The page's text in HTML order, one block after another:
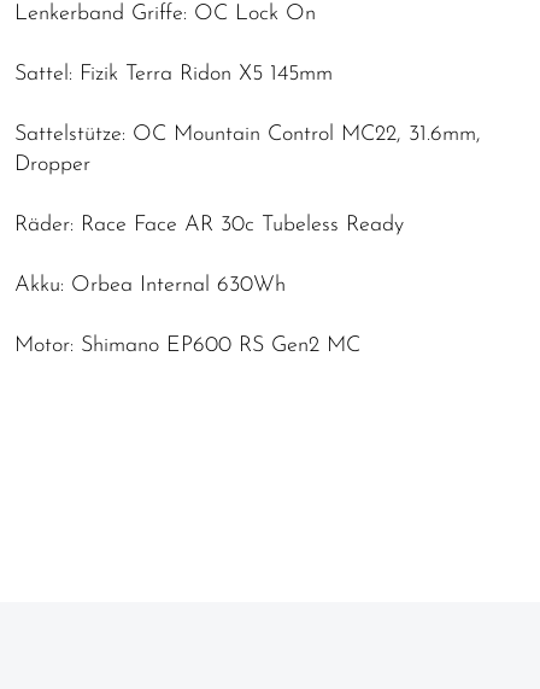
Lenkerband Griffe: OC Lock On
Sattel: Fizik Terra Ridon X5 145mm
Sattelstütze: OC Mountain Control MC22, 31.6mm,
Dropper
Räder: Race Face AR 30c Tubeless Ready
Akku: Orbea Internal 630Wh
Motor: Shimano EP600 RS Gen2 MC